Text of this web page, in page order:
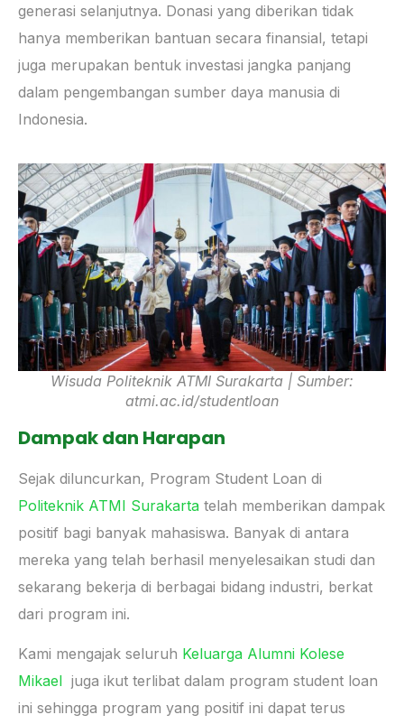
generasi selanjutnya. Donasi yang diberikan tidak
hanya memberikan bantuan secara finansial, tetapi
juga merupakan bentuk investasi jangka panjang
dalam pengembangan sumber daya manusia di
Indonesia.
Wisuda Politeknik ATMI Surakarta | Sumber:
atmi.ac.id/studentloan
Dampak dan Harapan
Sejak diluncurkan, Program Student Loan di
Politeknik ATMI Surakarta telah memberikan dampak
positif bagi banyak mahasiswa. Banyak di antara
mereka yang telah berhasil menyelesaikan studi dan
sekarang bekerja di berbagai bidang industri, berkat
dari program ini.
Kami mengajak seluruh Keluarga Alumni Kolese
Mikael juga ikut terlibat dalam program student loan
ini sehingga program yang positif ini dapat terus